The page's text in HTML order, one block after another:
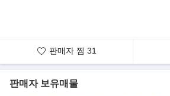
▶옵션 내역
- 로쏘 코르사 외장 색상
- 쿠오이오 & 로쏘 이너 디테일 인테리어
- ADAS 시스템
판매자 찜 31
판매자 보유매물